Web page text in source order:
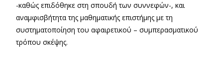
-καθώς επιδόθηκε στη σπουδή των συννεφών-, και
αναμφισβήτητα της μαθηματικής επιστήμης με τη
συστηματοποίηση του αφαιρετικού – συμπερασματικού
τρόπου σκέψης.